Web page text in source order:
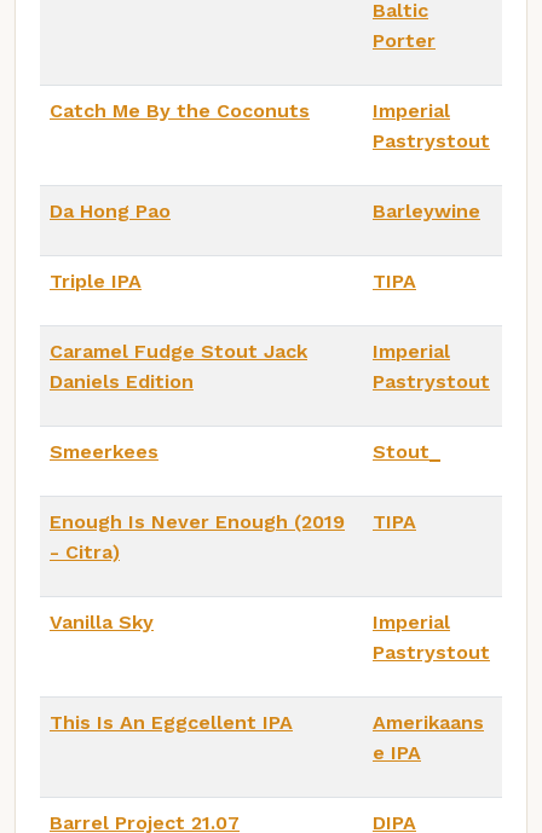
Baltic
Porter
Catch Me By the Coconuts
Imperial
Pastrystout
Da Hong Pao Barleywine
Triple IPA TIPA
Caramel Fudge Stout Jack
Daniels Edition
Imperial
Pastrystout
Smeerkees Stout_
Enough Is Never Enough (2019
- Citra)
TIPA
Vanilla Sky
Imperial
Pastrystout
This Is An Eggcellent IPA
Amerikaans
e IPA
Barrel Project 21.07 DIPA